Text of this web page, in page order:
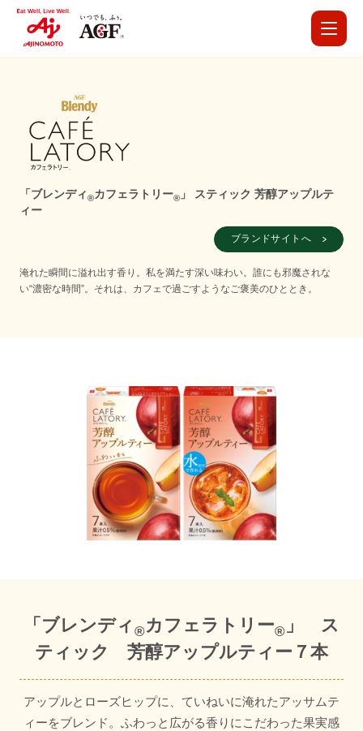
「ブレンディ®カフェラトリー® 」 スティック 芳醇アップルテ
ィー
ブランドサイトへ
淹れた瞬間に溢れ出す香り。私を満たす深い味わい。誰にも邪魔されな
い“濃密な時間”。それは、カフェで過ごすようなご褒美のひととき。
「ブレンディ ®カフェラトリー® 」 ス
ティック 芳醇アップルティー７本
アップルとローズヒップに、ていねいに淹れたアッサムテ
ィーをブレンド。ふわっと広がる香りにこだわった果実感